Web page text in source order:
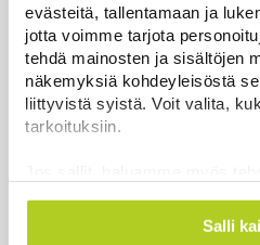
evästeitä, tallentamaan ja
jotta voimme tarjota
tehdä mainosten ja sisältöjen
näkemyksiä kohdeyleisöstä
liittyvistä syistä. Voit valita,
tarkoituksiin.
Kerätä tietoja
mahdollisesti muutaman
Salli
Uusimmat
neliömetriä Wildberriesin